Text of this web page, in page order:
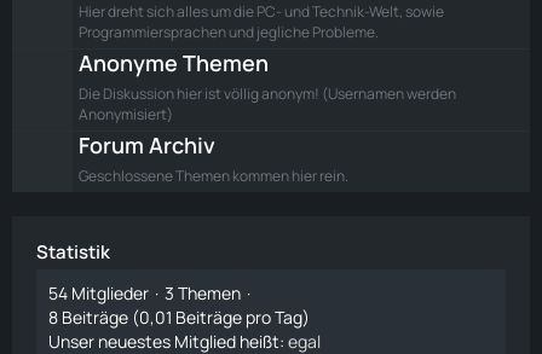
Hier dreht sich alles um die PC- und Technik-Welt, sowie
Programmiersprachen und jegliche Probleme.
Anonyme Themen
Die Diskussion hier ist völlig anonym! (Usernamen werden
Anonymisiert)
Forum Archiv
Geschlossene Themen kommen hier rein.
Statistik
54 Mitglieder
3 Themen
8 Beiträge (0,01 Beiträge pro Tag)
Unser neuestes Mitglied heißt: egal